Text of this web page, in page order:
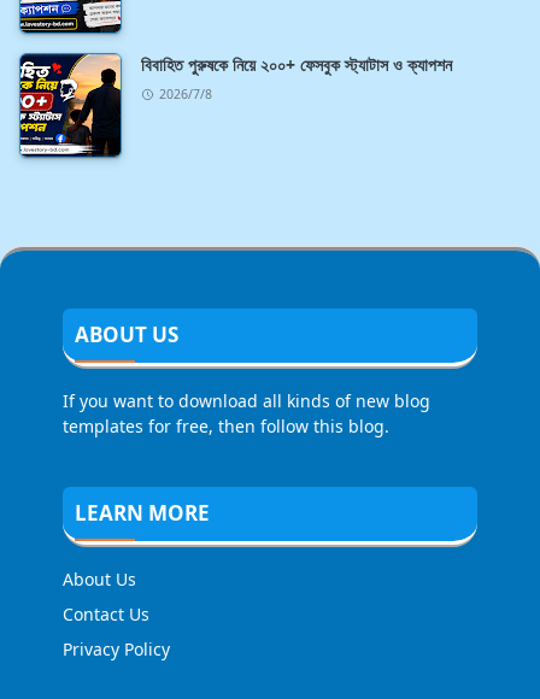
বিবাহিত পুরুষকে নিয়ে ২০০+ ফেসবুক স্ট্যাটাস ও ক্যাপশন
2026/7/8
ABOUT US
If you want to download all kinds of new blog
templates for free, then follow this blog.
LEARN MORE
About Us
Contact Us
Privacy Policy